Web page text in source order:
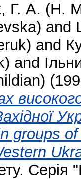
Г. А. (H.
and
and
and
groups